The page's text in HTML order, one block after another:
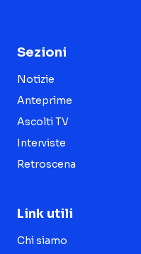
Sezioni
Notizie
Anteprime
Ascolti TV
Interviste
Retroscena
Link utili
Chi siamo